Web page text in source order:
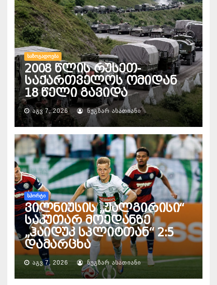
ᲡᲐᲖᲝᲒᲐᲓᲝᲔᲑᲐ
2008 წლის რუსეთ-
საქართველოს ომიდან
18 წელი გავიდა
ᲐᲒᲕ 7, 2026 ᲜᲣᲒᲖᲐᲠ ᲐᲡᲐᲗᲘᲐᲜᲘ
ᲡᲞᲝᲠᲢᲘ
ვილნიუსის „ჟალგირისი“
საკუთარ მოედანზე
„ჰაიდუკ სპლიტთან“ 2:5
დამარცხა
ᲐᲒᲕ 7, 2026 ᲜᲣᲒᲖᲐᲠ ᲐᲡᲐᲗᲘᲐᲜᲘ